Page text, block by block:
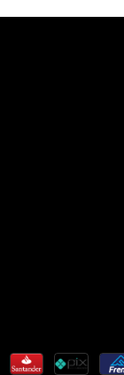
tudo muito
compra e